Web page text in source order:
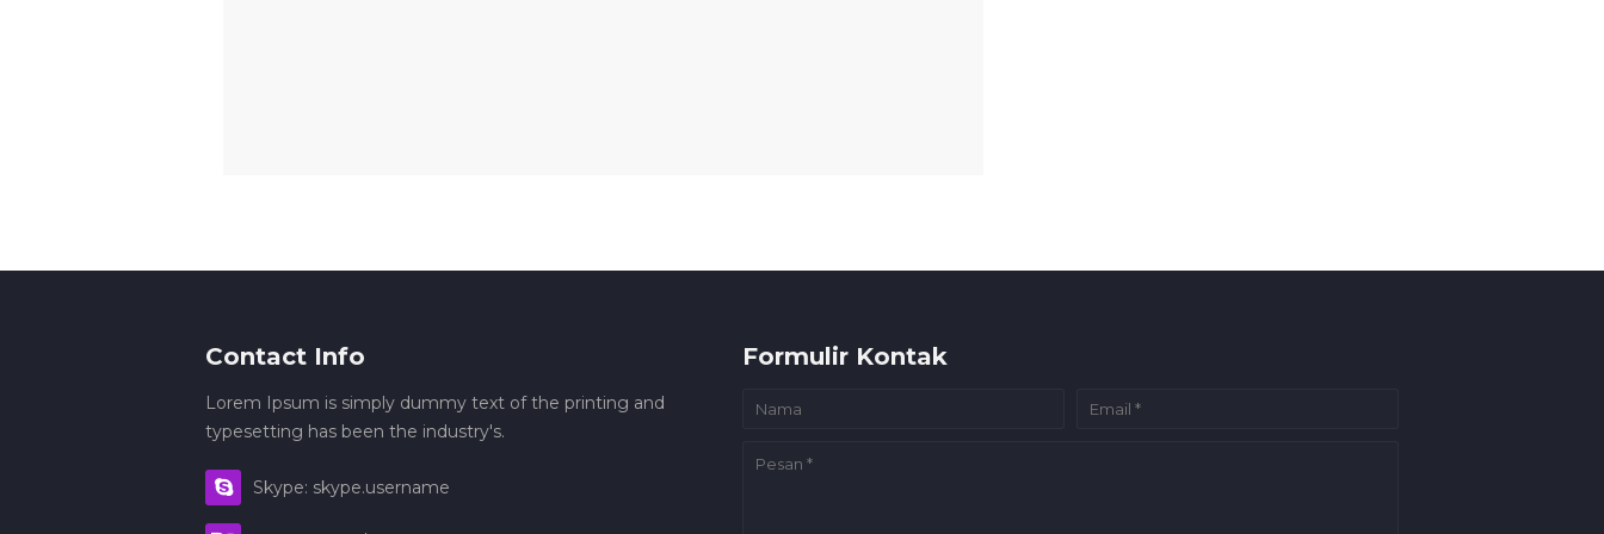
Contact Info
Lorem Ipsum is simply dummy text of the printing and
typesetting has been the industry's.
Skype: skype.username
Formulir Kontak